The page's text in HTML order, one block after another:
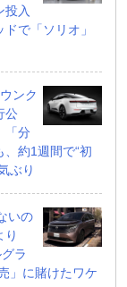
投入
で「ソリオ」
ンク
公
「分
約1週間で“初
ぶり
いの
り
ラ
」に賭けたワケ